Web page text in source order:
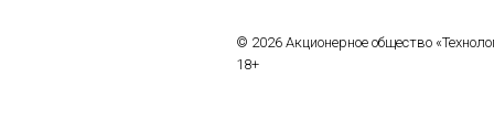
© 2026 Акционерное общество
18+